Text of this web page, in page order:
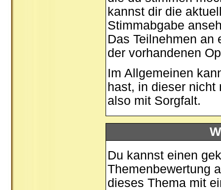
kannst dir die
Stimmabgabe
Das Teilnehmen an
der vorhandenen
Im Allgemeinen
hast, in dieser nicht
also mit Sorgfalt.
Du kannst einen
Themenbewertung
dieses Thema mit